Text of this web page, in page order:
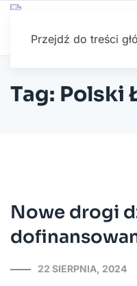
Przejdź do treści
Tag: Polski
Nowe drogi
22 SIERPNIA, 2024